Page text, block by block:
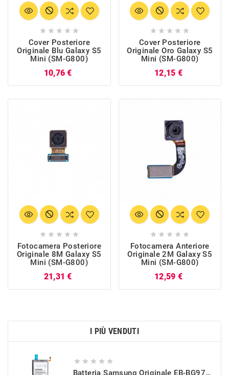
    
Cover Posteriore
Originale Blu Galaxy S5
Mini (SM-G800)
10,76 €
    
Cover Posteriore
Originale Oro Galaxy S5
Mini (SM-G800)
12,15 €
    
Fotocamera Posteriore
Originale 8M Galaxy S5
Mini (SM-G800)
21,31 €
    
Fotocamera Anteriore
Originale 2M Galaxy S5
Mini (SM-G800)
12,59 €
I PIÙ VENDUTI
    
Batteria Samsung Originale EB-BG973ABU Per Galaxy S10 (SM-G973)